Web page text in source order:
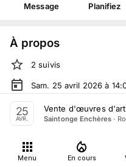
Message Planifiez
À propos
2 suivis
Sam. 25 avril 2026 à
Vente volontaire
En salle :
6 Rue du
Tout le monde peut
25
AVR.
Vente d'œuvres d'art
Saintonge Enchères ·
Menu En cours